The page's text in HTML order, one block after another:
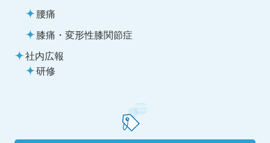
腰痛
膝痛・変形性膝関節症
社内広報
研修